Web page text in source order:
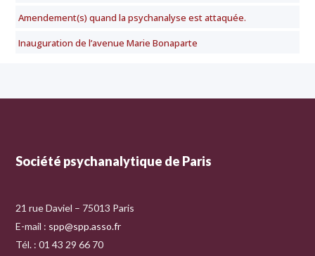
Amendement(s) quand la psychanalyse est attaquée.
Inauguration de l’avenue Marie Bonaparte
Société psychanalytique de Paris
21 rue Daviel – 75013 Paris
E-mail : spp@spp.asso.fr
Tél. : 01 43 29 66 70